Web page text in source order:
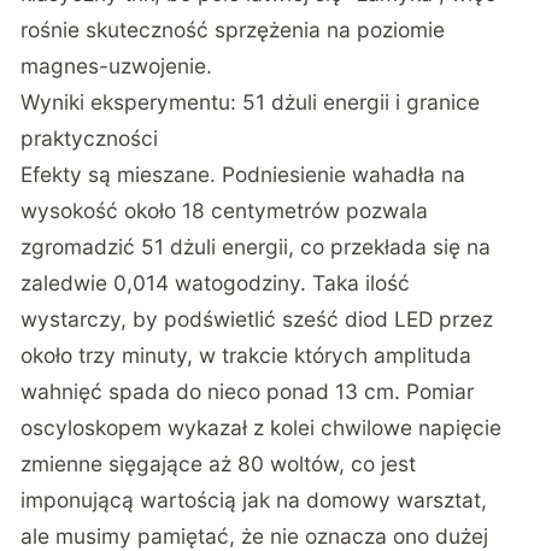
rośnie skuteczność sprzężenia na poziomie
magnes-uzwojenie.
Wyniki eksperymentu: 51 dżuli energii i granice
praktyczności
Efekty są mieszane. Podniesienie wahadła na
wysokość około 18 centymetrów pozwala
zgromadzić 51 dżuli energii, co przekłada się na
zaledwie 0,014 watogodziny. Taka ilość
wystarczy, by podświetlić sześć diod LED przez
około trzy minuty, w trakcie których amplituda
wahnięć spada do nieco ponad 13 cm. Pomiar
oscyloskopem wykazał z kolei chwilowe napięcie
zmienne sięgające aż 80 woltów, co jest
imponującą wartością jak na domowy warsztat,
ale musimy pamiętać, że nie oznacza ono dużej